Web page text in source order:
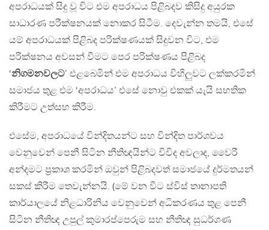
අපරාධයක් සිදු වූ විට එම අපරාධය පිළිබදව කිසිදු අයුරක
සාධාරණ පරීක්ෂනයක් නොකර සිටීම. දෙවැන්න තමයි, එසේ
යම් අපරාධයක් පිළිබද පරික්ෂණයක් සිදුවන විට, එම
පරික්ෂනය අවසන් වීමට පෙර පරික්ෂණය පිළිබද
‘නිගමනවලට’ එළබෙමින් එම අපරාධය විහිලුවට ලක්කරමින්
සමාජය තුළ එම ‘අපරාධය’ එසේ නොවු එකක් යැයි සහතික
කිරීමට උත්සහ කිරීම.
එසේම, අපරාධයේ වින්දිතයන්ට සහ වින්දිත පාර්ශවය
වෙනුවෙන් පෙනී සිටින නීතිඥයින්ට විවිද අවලාද, වෛරී
අන්දමට ප්‍රකාශ කරමින් ඔවුන් පිළිබදවත් සමාජයේ දුර්මතයන්
සකස් කිරීම තෙවැන්නයි. (මේ වන විට ස්විස් තානාපති
කාර්යාලයේ නිළධාරිනිය වෙනුවෙන් අධිකරණය තුළ පෙනී
සිටින නීතිඥ උපුල් කුමාරප්පෙරුම සහ නීතිඥ සුධර්ශණ